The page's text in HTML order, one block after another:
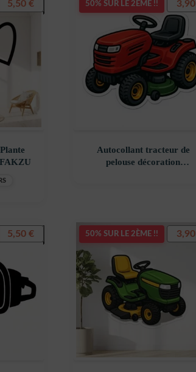
5,50€ 50% SUR LE 2ÈME !!
Autocollant tracteur de
pelouse décoration
3,90
5,50€ 50% SUR LE 2ÈME !! 3,90